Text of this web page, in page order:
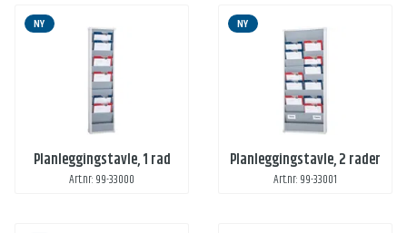
NY
Planleggingstavle, 1 rad
Art.nr: 99-33000
NY
Planleggingstavle, 2 rader
Art.nr: 99-33001